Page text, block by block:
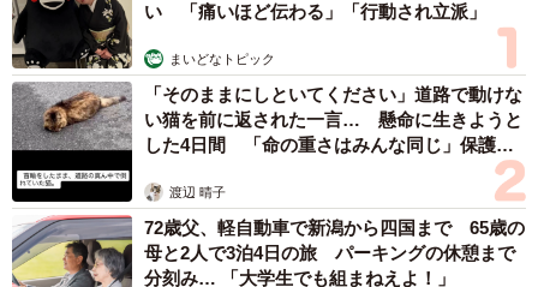
い 「痛いほど伝わる」「行動され立派」
まいどなトピック
「そのままにしといてください」道路で動けな
い猫を前に返された一言… 懸命に生きようと
した4日間 「命の重さはみんな同じ」保護団
渡辺 晴子
72歳父、軽自動車で新潟から四国まで 65歳の
母と2人で3泊4日の旅 パーキングの休憩まで
分刻み… 「大学生でも組まねえよ！」